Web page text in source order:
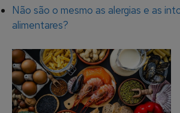
Não são o mesmo as alergias e as
alimentares?